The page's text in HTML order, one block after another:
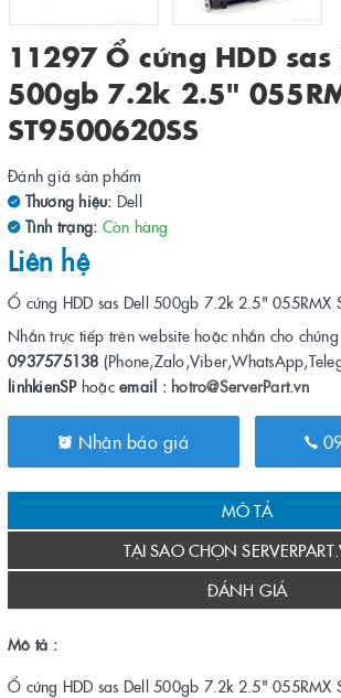
11297 Ổ cứng HDD sas
500gb 7.2k 2.5"
ST9500620SS
Đánh giá sản phẩm
Thương hiệu: Dell
Tình trạng: Còn hàng
Liên hệ
Ổ cứng HDD sas Dell 500gb 7.2k 2.5" 055RMX
Nhắn trực tiếp trên website hoặc nhắn cho
0937575138
linhkienSPhoặc email : hotro@ServerPart.vn
Nhận báo giá
MÔ TẢ
TẠI SAO CHỌN
ĐÁNH GIÁ
Mô tả :
Ổ cứng HDD sas Dell 500gb 7.2k 2.5" 055RMX